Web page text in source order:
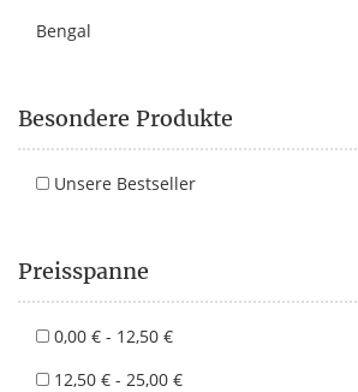
Bengal
Besondere Produkte
Unsere Bestseller
Preisspanne
0,00 € - 12,50 €
12,50 € - 25,00 €